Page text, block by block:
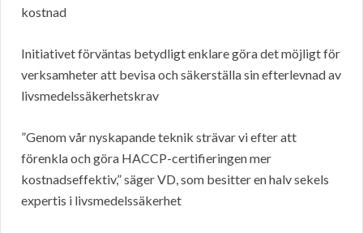
kostnad
Initiativet förväntas betydligt enklare göra det möjligt för
verksamheter att bevisa och säkerställa sin efterlevnad av
livsmedelssäkerhetskrav
”Genom vår nyskapande teknik strävar vi efter att
förenkla och göra HACCP-certifieringen mer
kostnadseffektiv,” säger VD, som besitter en halv sekels
expertis i livsmedelssäkerhet